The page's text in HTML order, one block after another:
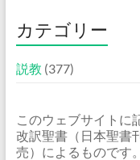
カテゴリー
説教 (377)
このウェブサイトに
改訳聖書（日本聖書
売）によるものです。